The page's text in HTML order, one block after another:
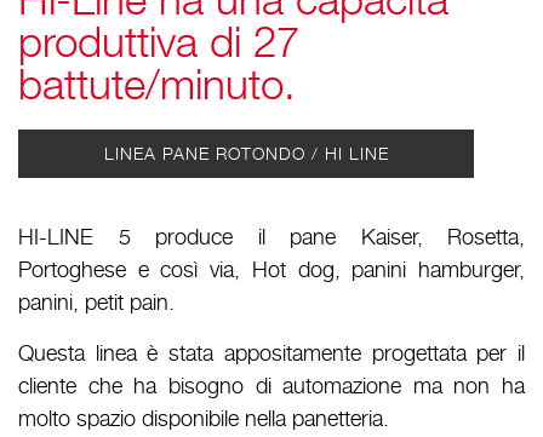
produttiva di 27
battute/minuto.
LINEA PANE ROTONDO / HI LINE
HI-LINE 5 produce il pane Kaiser, Rosetta,
Portoghese e così via, Hot dog, panini hamburger,
panini, petit pain.
Questa linea è stata appositamente progettata per il
cliente che ha bisogno di automazione ma non ha
molto spazio disponibile nella panetteria.